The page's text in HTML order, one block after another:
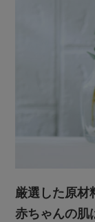
厳選した原材
赤ちゃんの肌